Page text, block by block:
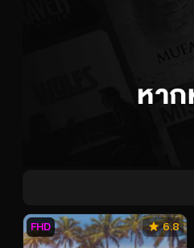
6.8
FHD